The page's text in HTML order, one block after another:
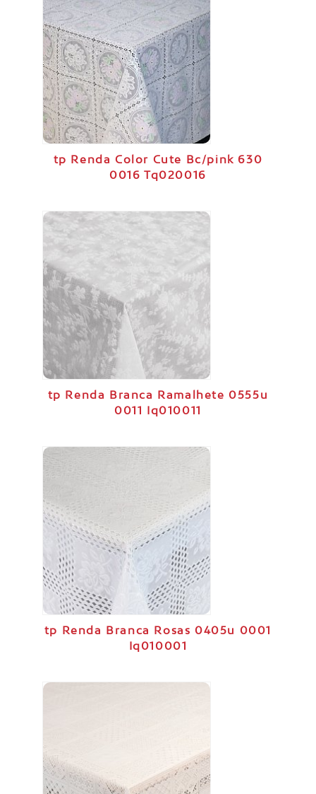
tp Renda Color Cute Bc/pink 630
0016 Tq020016
tp Renda Branca Ramalhete 0555u
0011 Iq010011
tp Renda Branca Rosas 0405u 0001
Iq010001